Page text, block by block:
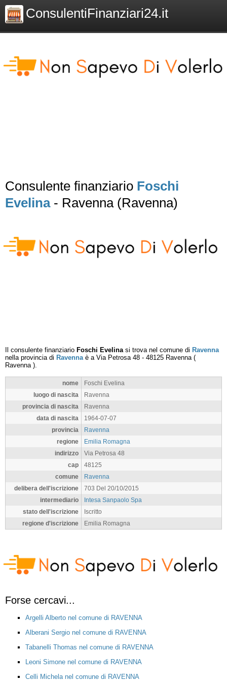
ConsulentiFinanziari24.it
Consulente finanziario Foschi
Evelina- Ravenna (Ravenna)
Il consulente finanziario Foschi Evelinasi trova nel comune di Ravenna
nella provincia di Ravennaè a Via Petrosa 48 - 48125 Ravenna(
Ravenna).
nome
Foschi Evelina
luogo di nascita
Ravenna
provincia di nascita
Ravenna
data di nascita
1964-07-07
provincia
Ravenna
regione
Emilia Romagna
indirizzo
Via Petrosa 48
cap
48125
comune
Ravenna
delibera dell'iscrizione
703 Del 20/10/2015
intermediario
Intesa Sanpaolo Spa
stato dell'iscrizione
Iscritto
regione d'iscrizione
Emilia Romagna
Forse cercavi...
Argelli Alberto nel comune di RAVENNA
Alberani Sergio nel comune di RAVENNA
Tabanelli Thomas nel comune di RAVENNA
Leoni Simone nel comune di RAVENNA
Celli Michela nel comune di RAVENNA